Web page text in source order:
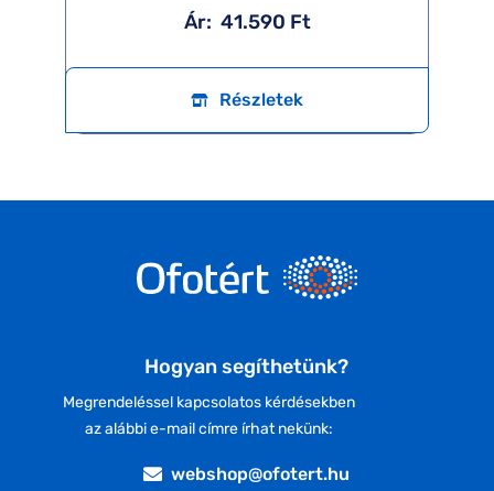
Ár: 41.590 Ft
Részletek
Hogyan segíthetünk?
Megrendeléssel kapcsolatos kérdésekben
az alábbi e-mail címre írhat nekünk:
webshop@ofotert.hu